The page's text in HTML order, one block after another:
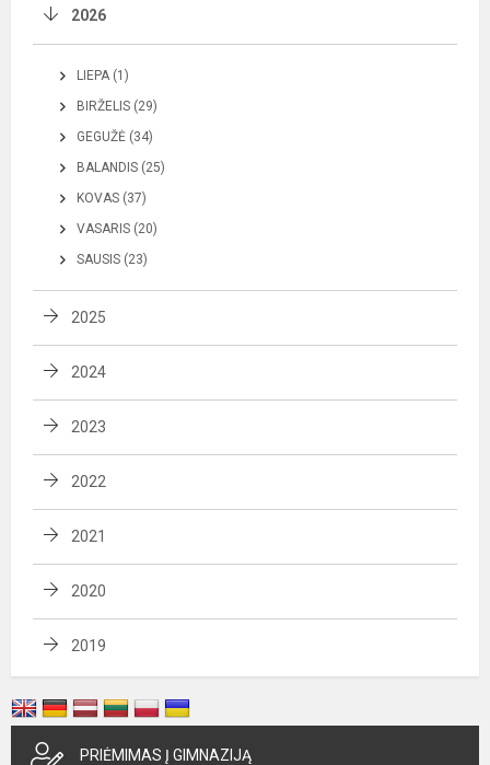
2026
LIEPA (1)
BIRŽELIS (29)
GEGUŽĖ (34)
BALANDIS (25)
KOVAS (37)
VASARIS (20)
SAUSIS (23)
2025
2024
2023
2022
2021
2020
2019
PRIĖMIMAS Į GIMNAZIJĄ